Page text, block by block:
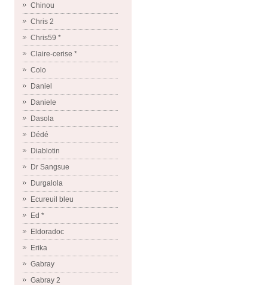
Chinou
Chris 2
Chris59 *
Claire-cerise *
Colo
Daniel
Daniele
Dasola
Dédé
Diablotin
Dr Sangsue
Durgalola
Ecureuil bleu
Ed *
Eldoradoc
Erika
Gabray
Gabray 2